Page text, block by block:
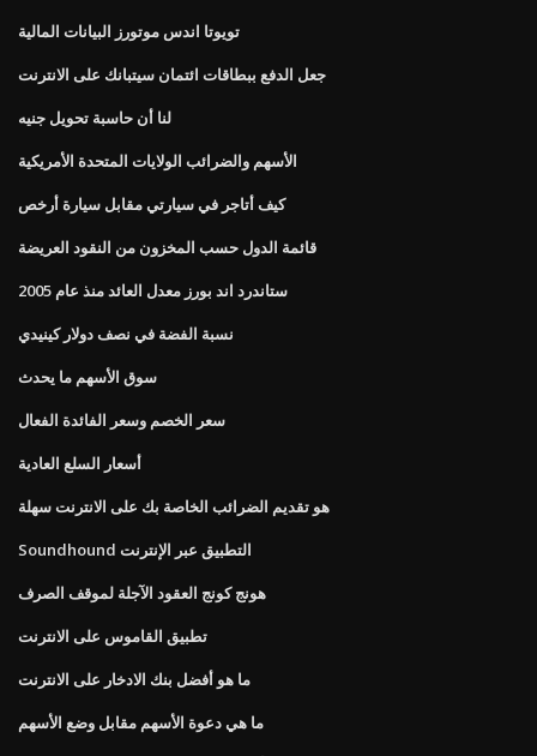
تويوتا اندس موتورز البيانات المالية
جعل الدفع ببطاقات ائتمان سيتبانك على الانترنت
لنا أن حاسبة تحويل جنيه
الأسهم والضرائب الولايات المتحدة الأمريكية
كيف أتاجر في سيارتي مقابل سيارة أرخص
قائمة الدول حسب المخزون من النقود العريضة
ستاندرد اند بورز معدل العائد منذ عام 2005
نسبة الفضة في نصف دولار كينيدي
سوق الأسهم ما يحدث
سعر الخصم وسعر الفائدة الفعال
أسعار السلع العادية
هو تقديم الضرائب الخاصة بك على الانترنت سهلة
Soundhound التطبيق عبر الإنترنت
هونج كونج العقود الآجلة لموقف الصرف
تطبيق القاموس على الانترنت
ما هو أفضل بنك الادخار على الانترنت
ما هي دعوة الأسهم مقابل وضع الأسهم